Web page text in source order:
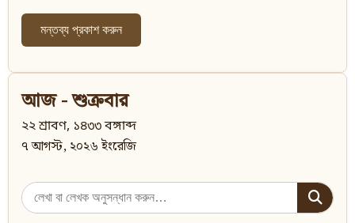
আজ - শুক্রবার
২২ শ্রাবণ, ১৪৩৩ বঙ্গাব্দ
৭ আগস্ট, ২০২৬ ইংরেজি
Search
for: